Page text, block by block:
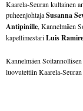
Kaarela-Seuran kultainen
puheenjohtajaSusanna
Antipinille, Kannelmäen
kapellimestariLuis
Kannelmäen Soitannollisen
luovutettiin Kaarela-